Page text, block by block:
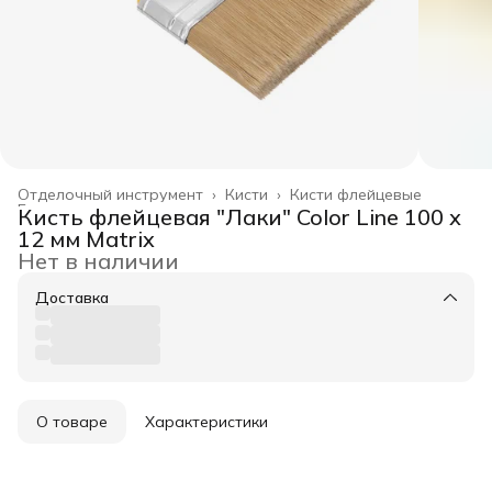
Кисти флейцевые
Кисти ›
Отделочный инструмент ›
Главная
Кисть флейцевая "Лаки" Color Line 100 х
12 мм Matrix
Нет в наличии
Доставка
О товаре Характеристики